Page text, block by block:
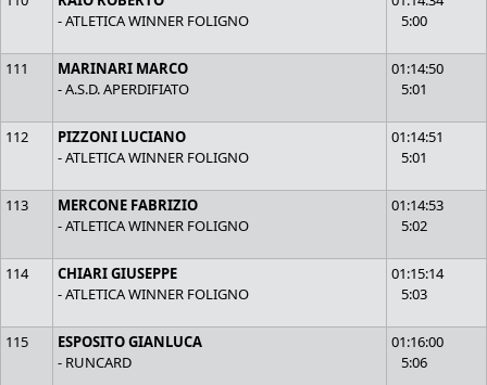
- ATLETICA WINNER FOLIGNO
5:00
111
MARINARI MARCO
- A.S.D. APERDIFIATO
01:14:50
5:01
112
PIZZONI LUCIANO
- ATLETICA WINNER FOLIGNO
01:14:51
5:01
113
MERCONE FABRIZIO
- ATLETICA WINNER FOLIGNO
01:14:53
5:02
114
CHIARI GIUSEPPE
- ATLETICA WINNER FOLIGNO
01:15:14
5:03
115
ESPOSITO GIANLUCA
- RUNCARD
01:16:00
5:06